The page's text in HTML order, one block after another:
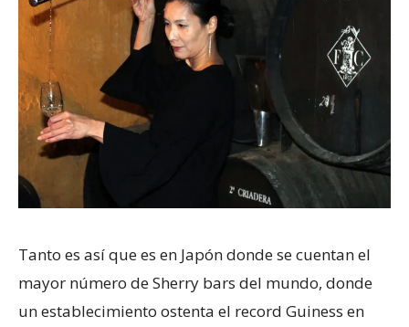
Tanto es así que es en Japón donde se cuentan el
mayor número de Sherry bars del mundo, donde
un establecimiento ostenta el record Guiness en